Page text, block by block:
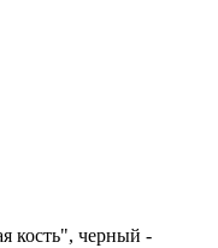
кость", черный -